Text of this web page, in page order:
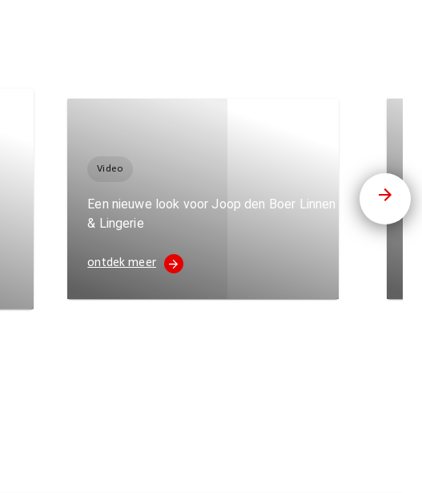
Video
Een nieuwe look voor Joop den Boer Linnen
& Lingerie
ontdek meer